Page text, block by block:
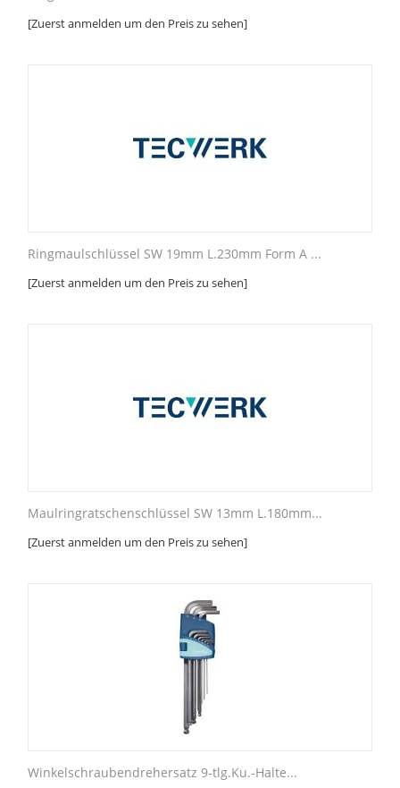
[Zuerst anmelden um den Preis zu sehen]
Ringmaulschlüssel SW 19mm L.230mm Form A ...
[Zuerst anmelden um den Preis zu sehen]
Maulringratschenschlüssel SW 13mm L.180mm...
[Zuerst anmelden um den Preis zu sehen]
Winkelschraubendrehersatz 9-tlg.Ku.-Halte...